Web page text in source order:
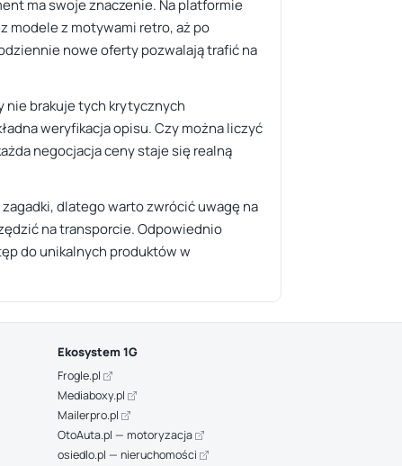
ma swoje znaczenie. Na platformie
modele z motywami retro, aż po
nowe oferty pozwalają trafić na
nie brakuje tych krytycznych
weryfikacja opisu. Czy można liczyć
negocjacja ceny staje się realną
dlatego warto zwrócić uwagę na
na transporcie. Odpowiednio
do unikalnych produktów w
Ekosystem 1G
Frogle.pl
Mediaboxy.pl
Mailerpro.pl
OtoAuta.pl — motoryzacja
osiedlo.pl — nieruchomości